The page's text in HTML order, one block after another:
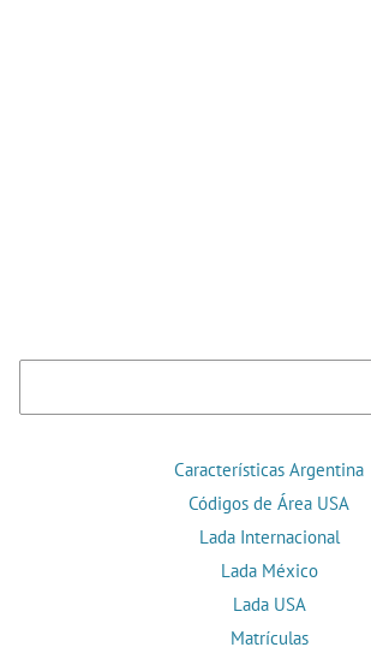
Características Argentina
Códigos de Área USA
Lada Internacional
Lada México
Lada USA
Matrículas